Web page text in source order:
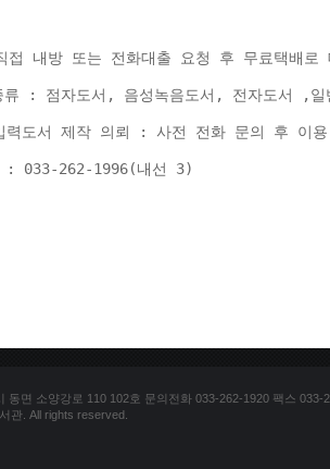
내방 또는 전화대출 요청 후 무료택배
류 : 점자도서, 음성녹음도서, 전자도서 ,
력도서 제작 의뢰 : 사전 전화 문의 후 이
: 033-262-1996(내선 3)
동면 소양강로 110 102호 문의전화 033-262-1920 팩스 033-
관. All rights reserved.